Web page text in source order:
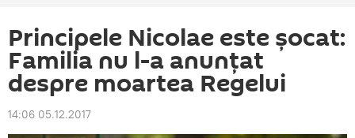
Principele Nicolae este șocat:
Familia nu l-a anunțat
despre moartea Regelui
14:06 05.12.2017